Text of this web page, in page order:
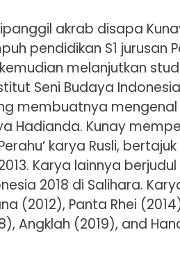
akrab disapa
pendidikan S1 jurusan
melanjutkan
Seni Budaya
membuatnya
Hadianda. Kunay
karya Rusli,
Karya lainnya
2018 di Salihara.
(2012), Panta Rhei
Angklah (2019), and